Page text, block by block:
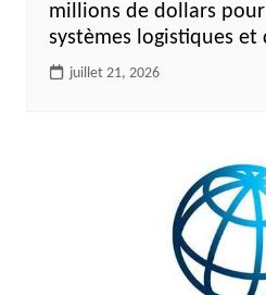
millions de dollars
systèmes logistiques
juillet 21, 2026